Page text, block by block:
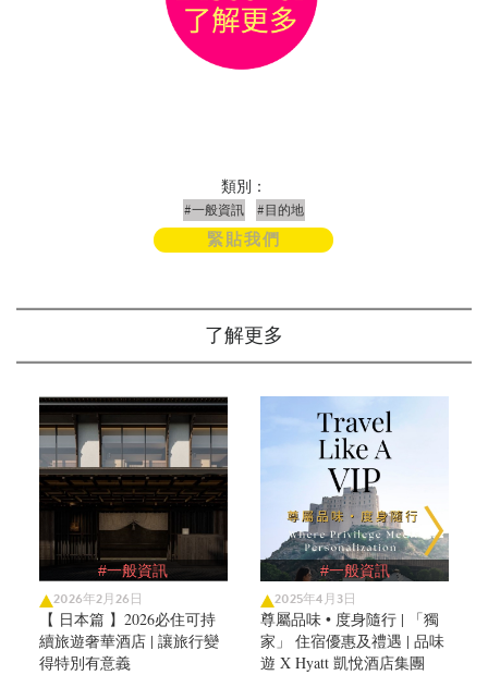
類別：
#一般資訊 #目的地
緊貼我們
了解更多
#一般資訊
2026年2月26日
【 日本篇 】2026必住可持
續旅遊奢華酒店 | 讓旅行變
得特別有意義
#一般資訊
2025年4月3日
尊屬品味 • 度身隨行 | 「獨
家」 住宿優惠及禮遇 | 品味
遊 X Hyatt 凱悅酒店集團